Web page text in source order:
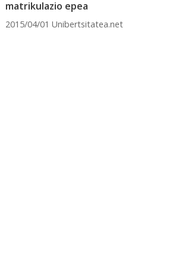
matrikulazio epea
2015/04/01 Unibertsitatea.net